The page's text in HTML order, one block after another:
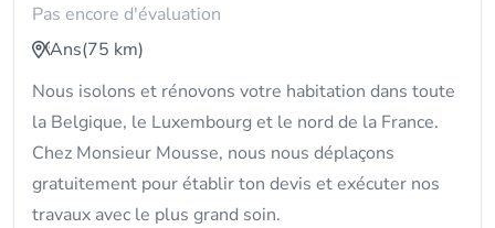
Pas encore d'évaluation
Ans(75 km)
Nous isolons et rénovons votre habitation dans toute
la Belgique, le Luxembourg et le nord de la France.
Chez Monsieur Mousse, nous nous déplaçons
gratuitement pour établir ton devis et exécuter nos
travaux avec le plus grand soin.